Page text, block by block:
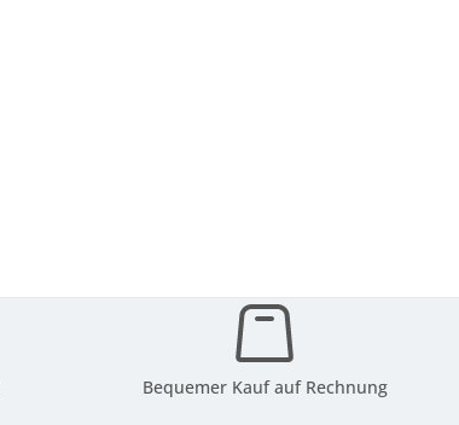
Bequemer Kauf auf Rechnung